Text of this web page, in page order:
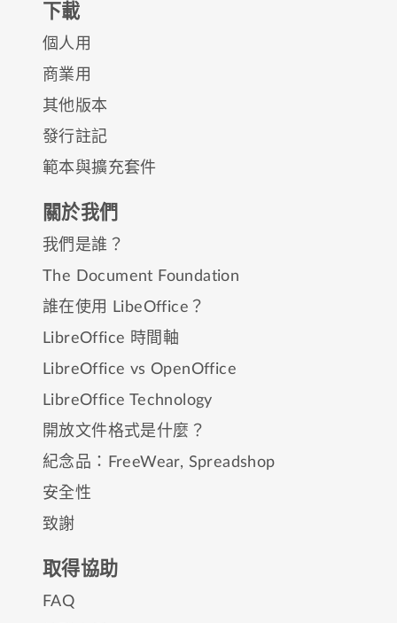
下載
個人用
商業用
其他版本
發行註記
範本與擴充套件
關於我們
我們是誰？
The Document Foundation
誰在使用 LibeOffice？
LibreOffice 時間軸
LibreOffice vs OpenOffice
LibreOffice Technology
開放文件格式是什麼？
紀念品：
FreeWear, Spreadshop
安全性
致謝
取得協助
FAQ